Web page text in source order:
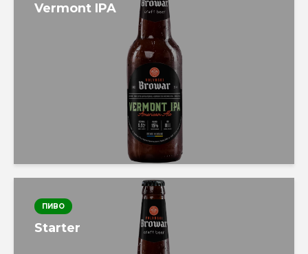
Vermont IPA
ПИВО
Starter